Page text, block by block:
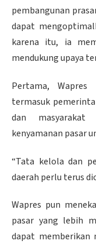
pembangunan
dapat
karena itu, ia
mendukung upaya
Pertama, Wapres
termasuk
dan masyarakat
kenyamanan pasar
“Tata kelola dan
daerah perlu terus
Wapres pun
pasar yang lebih
dapat memberikan